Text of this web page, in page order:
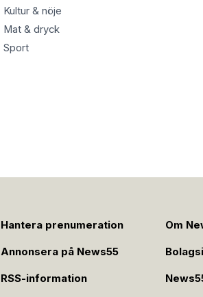
Kultur & nöje
Mat & dryck
Sport
Hantera prenumeration Om
Annonsera på News55
RSS-information